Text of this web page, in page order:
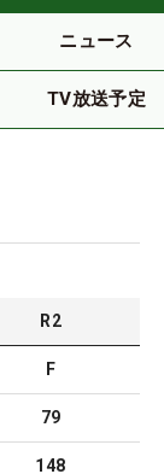
ニュース
TV放送予定
R2
F
79
148